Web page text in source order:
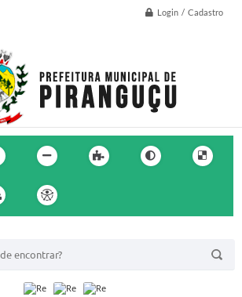
Login / Cadastro